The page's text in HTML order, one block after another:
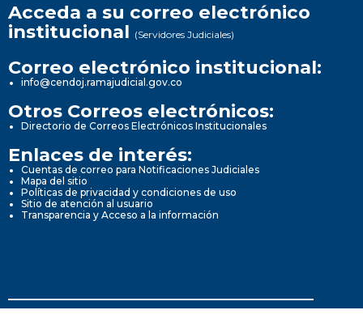
Acceda a su correo electrónico
institucional (Servidores Judiciales)
Correo electrónico institucional:
info@cendoj.ramajudicial.gov.co
Otros Correos electrónicos:
Directorio de Correos Electrónicos Institucionales
Enlaces de interés:
Cuentas de correo para Notificaciones Judiciales
Mapa del sitio
Políticas de privacidad y condiciones de uso
Sitio de atención al usuario
Transparencia y Acceso a la información